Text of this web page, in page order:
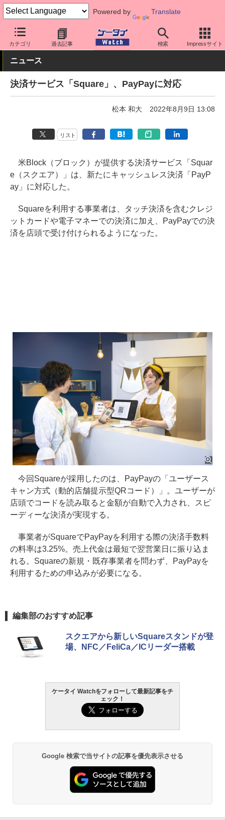
Powered by Translate
カテゴリ 過去記事 検索 Impressサイト
ケータイ Watch アプリ・サービス 決済/金融
ニュース
決済サービス「Square」、PayPayに対応
松本 和大 2022年8月9日 13:08
リスト
米Block（ブロック）が提供する決済サービス「Squar
e（スクエア）」は、新たにキャッシュレス決済「PayP
ay」に対応した。
Squareを利用する事業者は、タッチ決済を含むクレジ
ットカードや電子マネーでの決済に加え、PayPayでの決
済を店頭で受け付けられるようになった。
今回Squareが採用したのは、PayPayの「ユーザース
キャン方式（動的店舗提示型QRコード）」。ユーザーが
店頭でコードを読み取ると金額が自動で入力され、スピ
ーディーな決済が実現する。
事業者がSquareでPayPayを利用する際の決済手数料
の料率は3.25%。売上代金は最短で翌営業日に振り込ま
れる。Squareの新規・既存事業者を問わず、PayPayを
利用するための申込みが必要になる。
編集部のおすすめ記事
スクエアから新しいSquareスタンドが登
場、NFC／FeliCa／ICリーダー搭載
ケータイ Watchをフォローして最新記事をチ
ェック！
Google 検索で当サイトの記事を優先表示させる